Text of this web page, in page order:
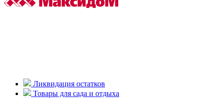
Ликвидация остатков
Товары для сада и отдыха